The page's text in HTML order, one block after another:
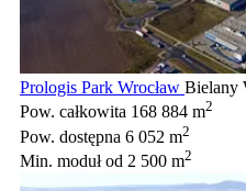
Prologis Park Wrocław Bielany
Pow. całkowita 168 884 m2
Pow. dostępna 6 052 m2
Min. modułod 2 500 m2